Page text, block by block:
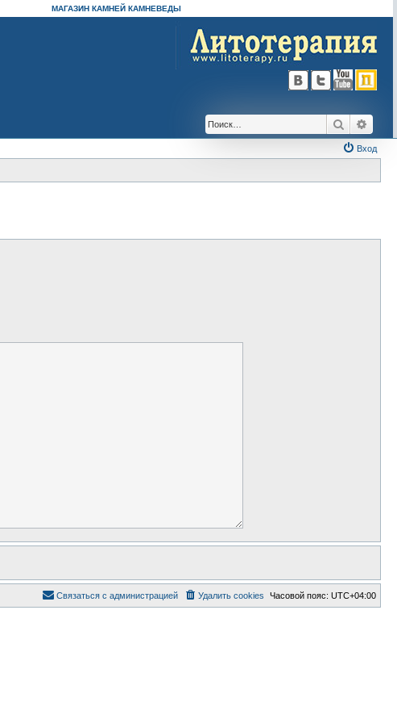
МАГАЗИН КАМНЕЙ КАМНЕВЕДЫ
Поиск
Вход
Часовой пояс: UTC+04:00
Удалить cookies
Связаться с администрацией